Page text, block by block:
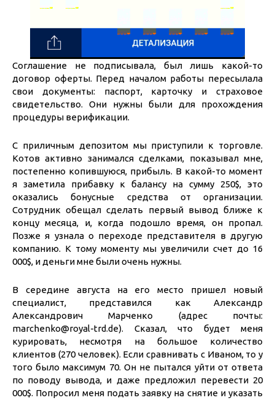
Соглашение не подписывала, был лишь какой-то
договор оферты. Перед началом работы пересылала
свои документы: паспорт, карточку и страховое
свидетельство. Они нужны были для прохождения
процедуры верификации.
С приличным депозитом мы приступили к торговле.
Котов активно занимался сделками, показывал мне,
постепенно копившуюся, прибыль. В какой-то момент
я заметила прибавку к балансу на сумму 250$, это
оказались бонусные средства от организации.
Сотрудник обещал сделать первый вывод ближе к
концу месяца, и, когда подошло время, он пропал.
Позже я узнала о переходе представителя в другую
компанию. К тому моменту мы увеличили счет до 16
000$, и деньги мне были очень нужны.
В середине августа на его место пришел новый
специалист, представился как Александр
Александрович Марченко (адрес почты:
marchenko@royal-trd.de). Сказал, что будет меня
курировать, несмотря на большое количество
клиентов (270 человек). Если сравнивать с Иваном, то у
того было максимум 70. Он не пытался уйти от ответа
по поводу вывода, и даже предложил перевести 20
000$. Попросил меня подать заявку на снятие и указать